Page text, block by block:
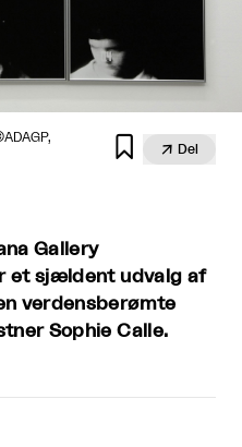
  Del
Gallery
et sjældent udvalg af
verdensberømte
Sophie Calle.